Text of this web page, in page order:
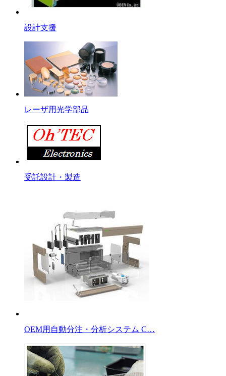
設計支援
レーザ用光学部品
受託設計・製造
OEM用自動分注・分析システム C…